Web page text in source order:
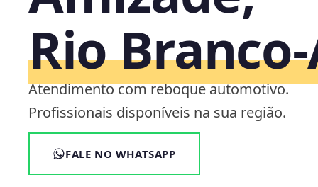
Rio
Atendimento com reboque automotivo.
Profissionais disponíveis na sua região.
FALE NO WHATSAPP